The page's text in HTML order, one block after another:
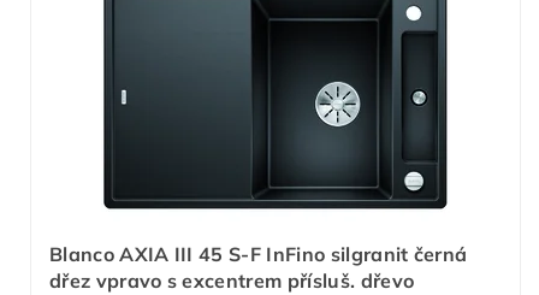
Blanco AXIA III 45 S-F InFino silgranit černá
dřez vpravo s excentrem přísluš. dřevo